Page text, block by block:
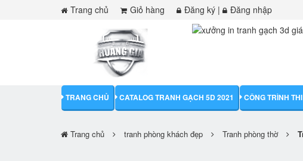
Trang chủ Giỏ hàng Đăng ký | Đăng nhập
TRANG CHỦ CATALOG TRANH GẠCH 5D 2021 CÔNG TRÌNH
Trang chủ tranh phòng khách đẹp Tranh phòng thờ